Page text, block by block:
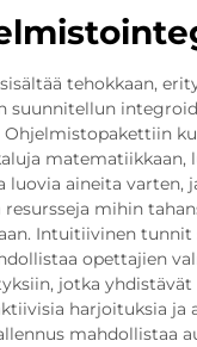
tehokkaan,
suunnitellun
matematiikkaan,
luovia aineita varten,
mihin
Intuitiivinen tunnit
opettajien
jotka
harjoituksia ja
mahdollistaa